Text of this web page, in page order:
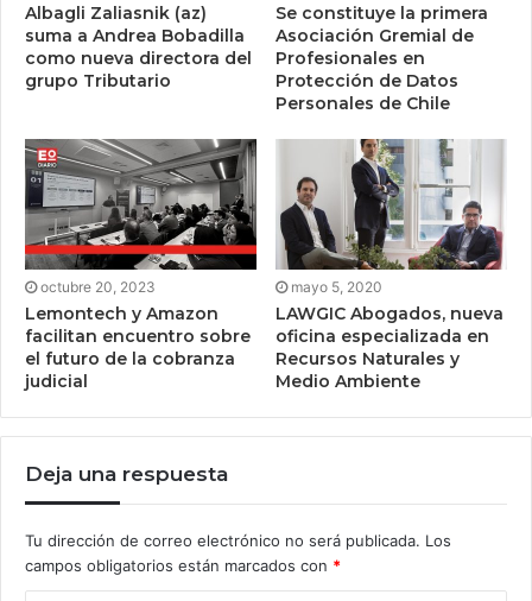
Albagli Zaliasnik (az)
suma a Andrea Bobadilla
como nueva directora del
grupo Tributario
Se constituye la primera
Asociación Gremial de
Profesionales en
Protección de Datos
Personales de Chile
octubre 20, 2023
Lemontech y Amazon
facilitan encuentro sobre
el futuro de la cobranza
judicial
mayo 5, 2020
LAWGIC Abogados, nueva
oficina especializada en
Recursos Naturales y
Medio Ambiente
Deja una respuesta
Tu dirección de correo electrónico no será publicada. Los
campos obligatorios están marcados con *